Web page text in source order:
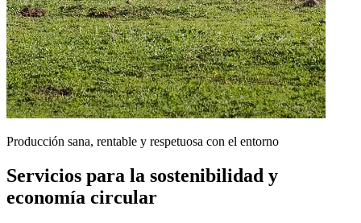
Producción sana, rentable y respetuosa con el entorno
Servicios para la sostenibilidad y
economía circular